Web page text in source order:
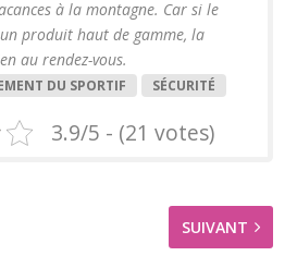
à la montagne. Car si le
produit haut de gamme, la
au rendez-vous.
DU SPORTIF SÉCURITÉ
3.9/5 - (21 votes)
SUIVANT